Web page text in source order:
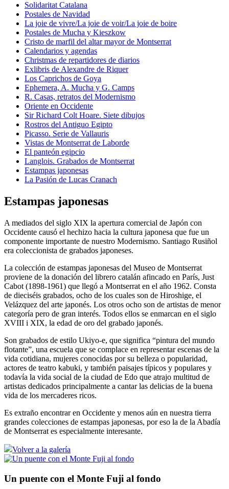
Solidaritat Catalana
Postales de Navidad
La joie de vivre/La joie de voir/La joie de boire
Postales de Mucha y Kieszkow
Cristo de marfil del altar mayor de Montserrat
Calendarios y agendas
Christmas de repartidores de diarios
Exlibris de Alexandre de Riquer
Los Caprichos de Goya
Ephemera, A. Mucha y G. Camps
R. Casas, retratos del Modernismo
Oriente en Occidente
Sir Richard Colt Hoare. Siete dibujos
Rostros del Antiguo Egipto
Picasso. Serie de Vallauris
Vistas de Montserrat de Laborde
El panteón egipcio
Langlois. Grabados de Montserrat
Estampas japonesas
La Pasión de Lucas Cranach
Estampas japonesas
A mediados del siglo XIX la apertura comercial de Japón con
Occidente causó el hechizo hacia la cultura japonesa que fue un
componente importante de nuestro Modernismo. Santiago Rusiñol
era coleccionista de grabados japoneses.
La colección de estampas japonesas del Museo de Montserrat
proviene de la donación del librero catalán afincado en París, Just
Cabot (1898-1961) que llegó a Montserrat en el año 1962. Consta
de dieciséis grabados, ocho de los cuales son de Hiroshige, el
Velázquez del arte japonés. Los otros ocho son de artistas de menor
categoría pero de gran interés. Todos ellos se enmarcan en el siglo
XVIII i XIX, la edad de oro del grabado japonés.
Son grabados de estilo Ukiyo-e, que significa “pintura del mundo
flotante”, una escuela que se complace en representar escenas de la
vida cotidiana, mujeres conocidas por su belleza o popularidad,
actores de teatro kabuki, y también paisajes típicos y populares y
todavía la vida social de la ciudad de Edo que atrajo multitud de
artistas dedicados principalmente a cantar las delicias de la buena
vida de los mercaderes ricos.
Es extraño encontrar en Occidente y menos aún en nuestra tierra
grandes colecciones de estampas japonesas, por eso la de la Abadía
de Montserrat es especialmente interesante.
Volver a la galería
Un puente con el Monte Fuji al fondo